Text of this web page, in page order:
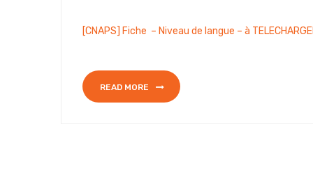
[CNAPS] Fiche – Niveau de langue – à
READ MORE